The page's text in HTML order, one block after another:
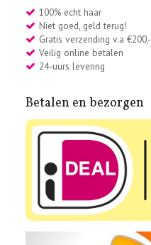
100% echt haar
Niet goed, geld terug!
Gratis verzending v.a €200,-
Veilig online betalen
24-uurs levering
Betalen en bezorgen